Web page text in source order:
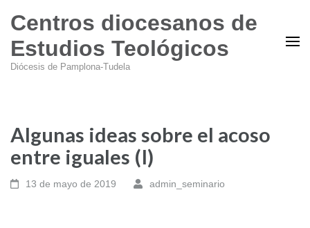
Centros diocesanos de
Estudios Teológicos
Diócesis de Pamplona-Tudela
Algunas ideas sobre el acoso
entre iguales (I)
13 de mayo de 2019 admin_seminario